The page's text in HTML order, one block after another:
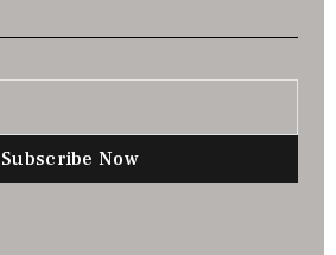
Subscribe Now